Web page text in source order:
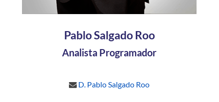
Pablo Salgado Roo
Analista Programador
D. Pablo Salgado Roo